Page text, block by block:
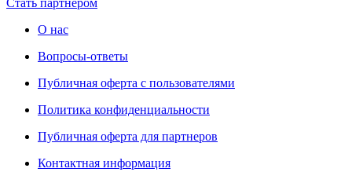
О нас
Вопросы-ответы
Публичная оферта с пользователями
Политика конфиденциальности
Публичная оферта для партнеров
Контактная информация